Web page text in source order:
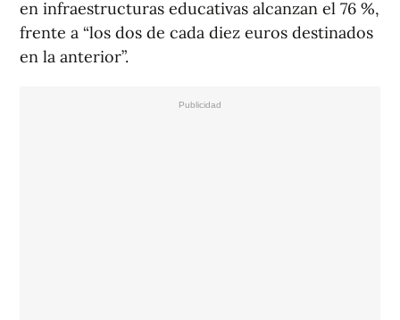
en infraestructuras educativas alcanzan el 76 %,
frente a “los dos de cada diez euros destinados
en la anterior”.